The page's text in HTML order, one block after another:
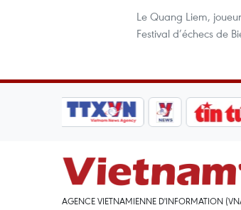
Le Quang Liem,
Festival d’échecs de
AGENCE VIETNAMIENNE D'INFORMATION